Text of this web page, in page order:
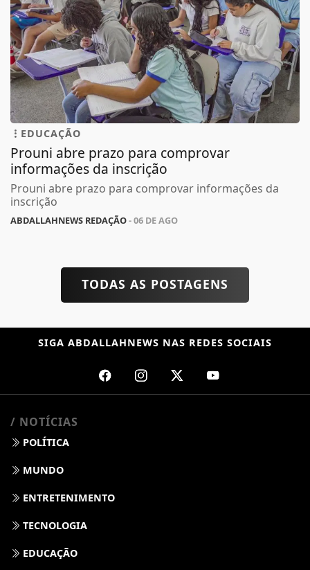
EDUCAÇÃO
Prouni abre prazo para comprovar
informações da inscrição
Prouni abre prazo para comprovar informações da
inscrição
ABDALLAHNEWS REDAÇÃO- 06 DE AGO
TODAS AS POSTAGENS
SIGA ABDALLAHNEWS NAS REDES SOCIAIS
/ NOTÍCIAS
POLÍTICA
MUNDO
ENTRETENIMENTO
TECNOLOGIA
EDUCAÇÃO